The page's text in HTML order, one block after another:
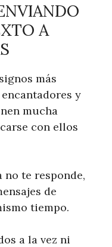
A
más
y
mucha
con ellos
te responde,
de
tiempo.
a la vez ni